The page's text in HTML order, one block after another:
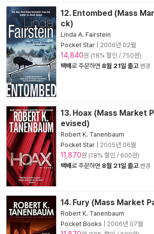
12. Entombed (Mass
ck)
Linda A. Fairstein
Pocket Star
2006년 02월
14,840원 (18% 할인 / 750원)
택배로 주문하면 8월 21일 출고 변경
13. Hoax (Mass Market
evised)
Robert K. Tanenbaum
Pocket Star
2005년 06월
11,870원 (18% 할인 / 600원)
택배로 주문하면 8월 21일 출고 변경
14. Fury (Mass Market
Robert K. Tanenbaum
Pocket Books
2006년 07월